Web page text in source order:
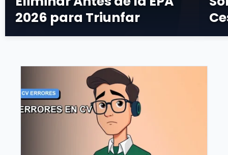
2026 para Triunfar